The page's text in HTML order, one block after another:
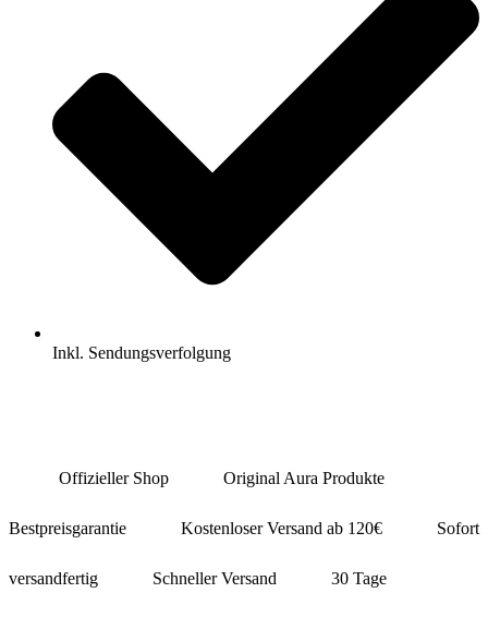
Inkl. Sendungsverfolgung
Offizieller Shop Original Aura Produkte
Bestpreisgarantie Kostenloser Versand ab 120€ Sofort
versandfertig Schneller Versand 30 Tage